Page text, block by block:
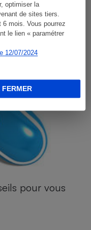
optimiser la
de sites tiers.
6 mois. Vous pourrez
le lien « paramétrer
12/07/2024
pour vous